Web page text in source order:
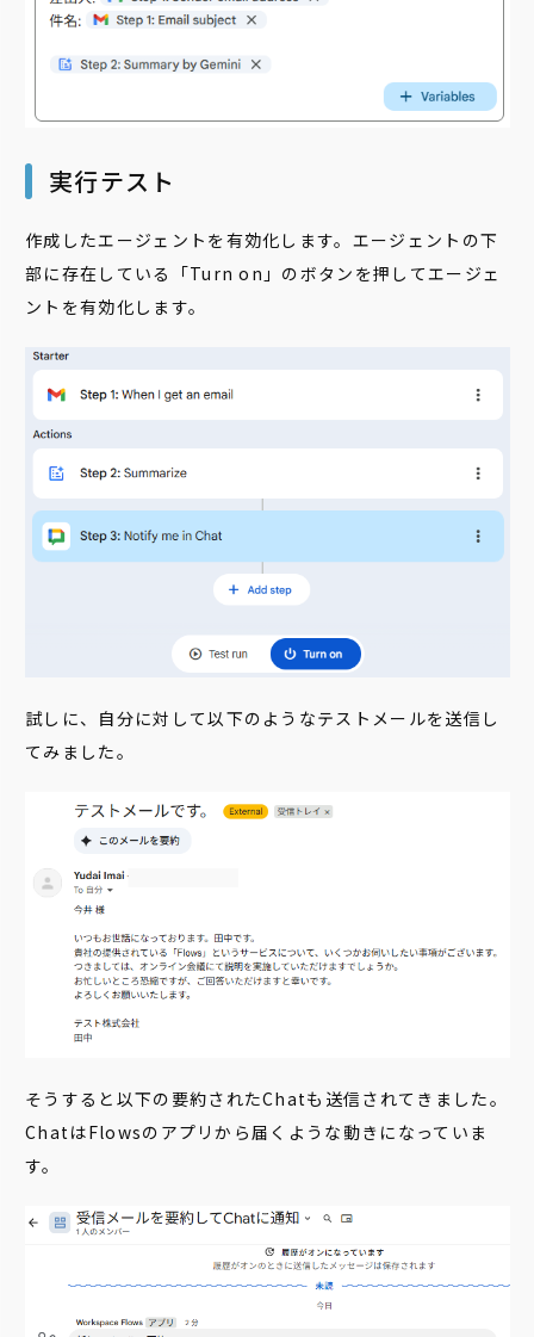
実行テスト
作成したエージェントを有効化します。エージェントの下
部に存在している「Turn on」のボタンを押してエージェ
ントを有効化します。
試しに、自分に対して以下のようなテストメールを送信し
てみました。
そうすると以下の要約されたChatも送信されてきました。
ChatはFlowsのアプリから届くような動きになっていま
す。